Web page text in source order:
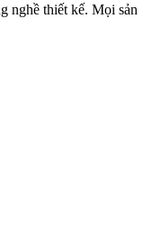
nghề thiết kế. Mọi sản